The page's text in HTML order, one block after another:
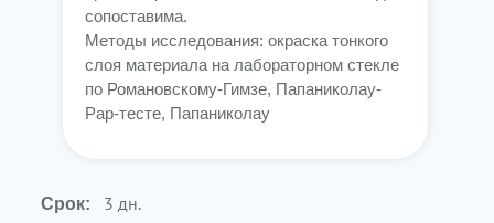
сопоставима.
Методы исследования: окраска тонкого
слоя материала на лабораторном стекле
по Романовскому-Гимзе, Папаниколау-
Рар-тесте, Папаниколау
Срок: 3 дн.